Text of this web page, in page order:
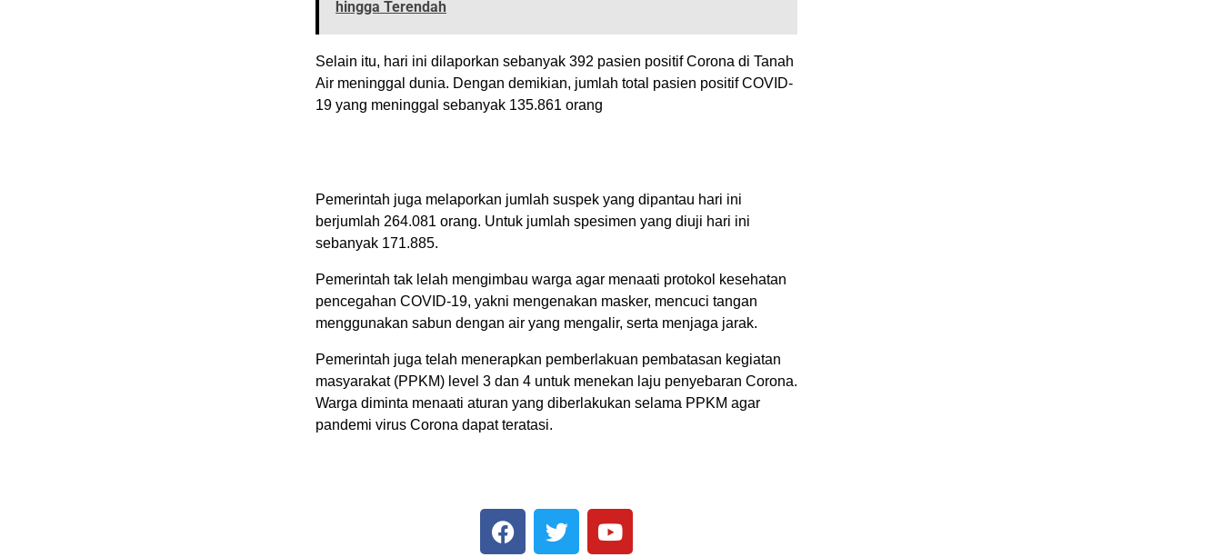
hingga Terendah
Selain itu, hari ini dilaporkan sebanyak 392 pasien positif Corona di Tanah
Air meninggal dunia. Dengan demikian, jumlah total pasien positif COVID-
19 yang meninggal sebanyak 135.861 orang
Pemerintah juga melaporkan jumlah suspek yang dipantau hari ini
berjumlah 264.081 orang. Untuk jumlah spesimen yang diuji hari ini
sebanyak 171.885.
Pemerintah tak lelah mengimbau warga agar menaati protokol kesehatan
pencegahan COVID-19, yakni mengenakan masker, mencuci tangan
menggunakan sabun dengan air yang mengalir, serta menjaga jarak.
Pemerintah juga telah menerapkan pemberlakuan pembatasan kegiatan
masyarakat (PPKM) level 3 dan 4 untuk menekan laju penyebaran Corona.
Warga diminta menaati aturan yang diberlakukan selama PPKM agar
pandemi virus Corona dapat teratasi.